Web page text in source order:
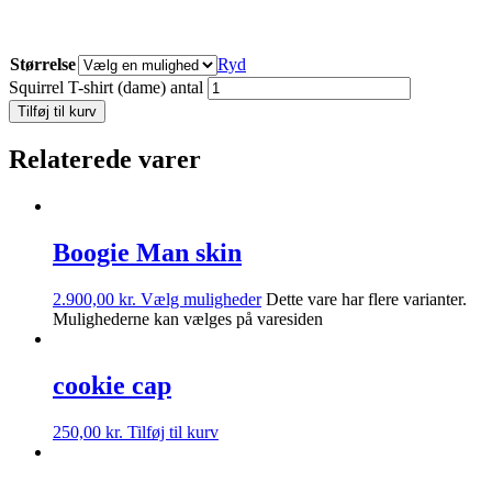
Størrelse
Ryd
Squirrel T-shirt (dame) antal
Tilføj til kurv
Relaterede varer
Boogie Man skin
2.900,00 kr. Vælg muligheder Dette vare har flere varianter.
Mulighederne kan vælges på varesiden
cookie cap
250,00 kr. Tilføj til kurv